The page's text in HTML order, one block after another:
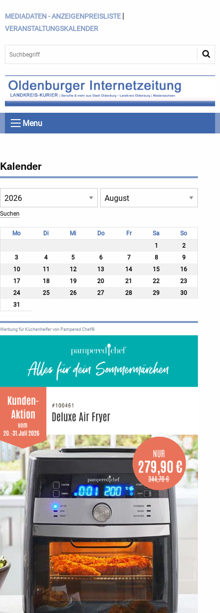
MEDIADATEN - ANZEIGENPREISLISTE |
VERANSTALTUNGSKALENDER
Menu
Kalender
Mo Di Mi Do Fr Sa
So
1
2
3
4 5 6 7 8
9
10
11 12 13 14 15
16
17
18 19 20 21 22
23
24
25 26 27 28 29
30
31
Werbung für Küchenhelfer von Pampered Chef®